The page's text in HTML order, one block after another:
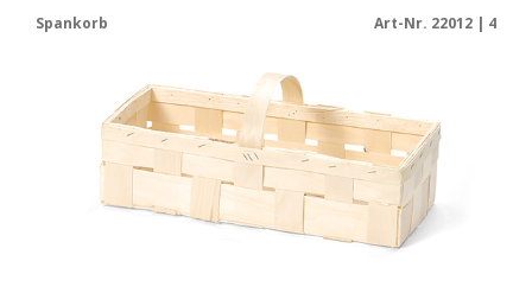
Spankorb Art-Nr. 22012 | 4